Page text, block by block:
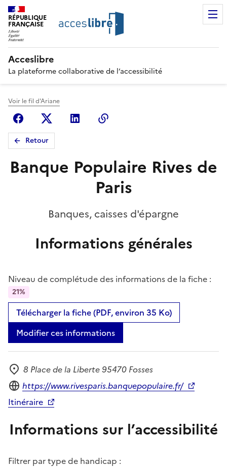
RÉPUBLIQUE
FRANÇAISE
Acceslibre
La plateforme collaborative de l’accessibilité
Voir le fil d'Ariane
FacebookX (anciennement Twitter)
Linkedin
Retour
Banque Populaire Rives de
Paris
Banques, caisses d'épargne
Informations générales
Niveau de complétude des informations de la fiche :
21%
Télécharger la fiche (PDF, environ 35 Ko)
Modifier ces informations
Adresse
8 Place de la Liberte 95470 Fosses
Site internet
https://www.rivesparis.banquepopulaire.fr/
Itinéraire
Informations sur l’accessibilité
Filtrer par type de handicap :